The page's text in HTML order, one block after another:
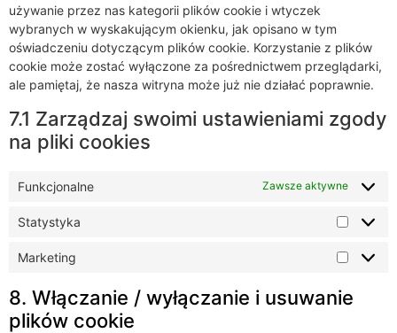
używanie przez nas kategorii plików cookie i wtyczek
wybranych w wyskakującym okienku, jak opisano w tym
oświadczeniu dotyczącym plików cookie. Korzystanie z plików
cookie może zostać wyłączone za pośrednictwem przeglądarki,
ale pamiętaj, że nasza witryna może już nie działać poprawnie.
7.1 Zarządzaj swoimi ustawieniami zgody
na pliki cookies
Funkcjonalne Zawsze aktywne
Statystyka
Marketing
8. Włączanie / wyłączanie i usuwanie
plików cookie